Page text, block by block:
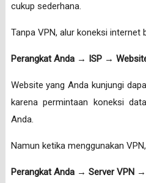
cukup sederhana.
Tanpa VPN, alur koneksi internet
Perangkat Anda → ISP →
Website yang Anda kunjungi
karena permintaan koneksi
Anda.
Namun ketika menggunakan
Perangkat Anda → Server VPN